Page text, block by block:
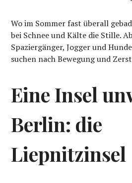
Wo im Sommer fast überall
bei Schnee und Kälte die Stille.
Spaziergänger, Jogger und
suchen nach Bewegung und
Eine Insel
Berlin: die
Liepnitzinsel